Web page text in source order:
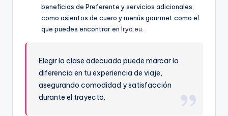
beneficios de Preferente y servicios adicionales,
como asientos de cuero y menús gourmet como el
que puedes encontrar en Iryo.eu
Elegir la clase adecuada puede marcar la
diferencia en tu experiencia de viaje,
asegurando comodidad y satisfacción
durante el trayecto.